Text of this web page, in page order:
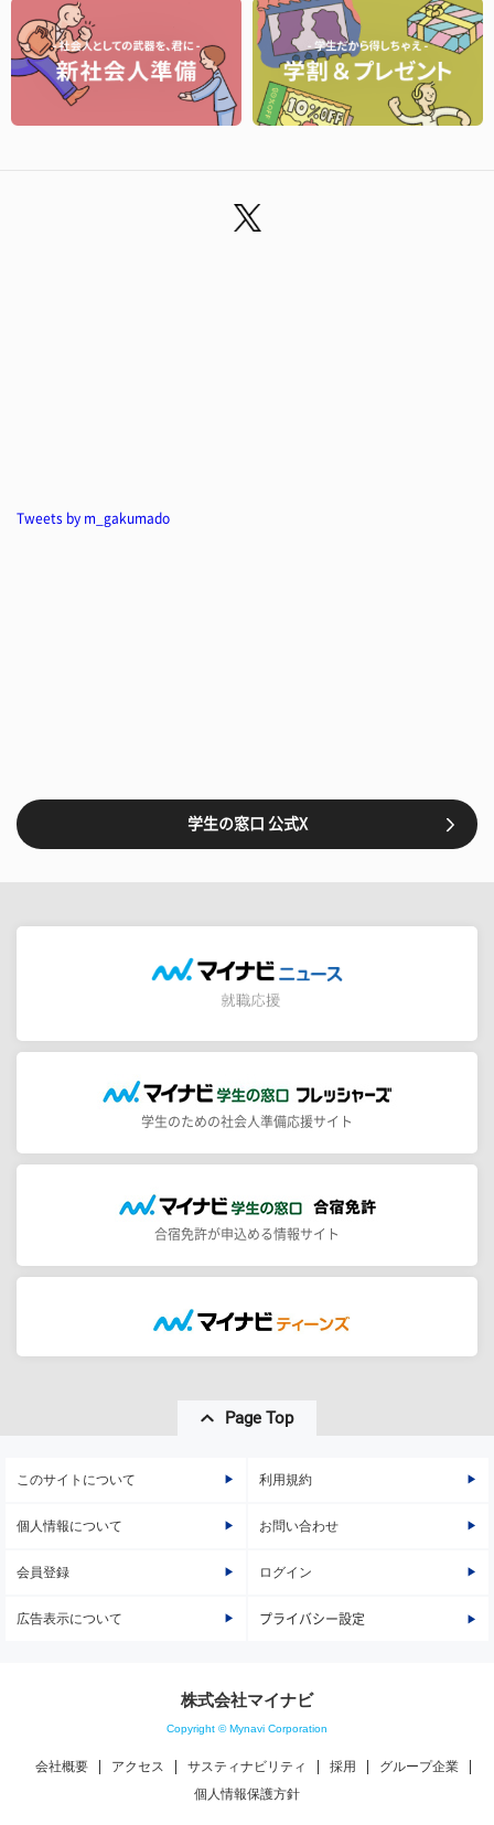
Tweets by m_gakumado
学生の窓口 公式X
学生のための社会人準備応援サイト
合宿免許が申込める情報サイト
Page Top
このサイトについて 利用規約
個人情報について お問い合わせ
会員登録 ログイン
広告表示について プライバシー設定
株式会社マイナビ
Copyright © Mynavi Corporation
会社概要 アクセス サスティナビリティ 採用
グループ企業
個人情報保護方針